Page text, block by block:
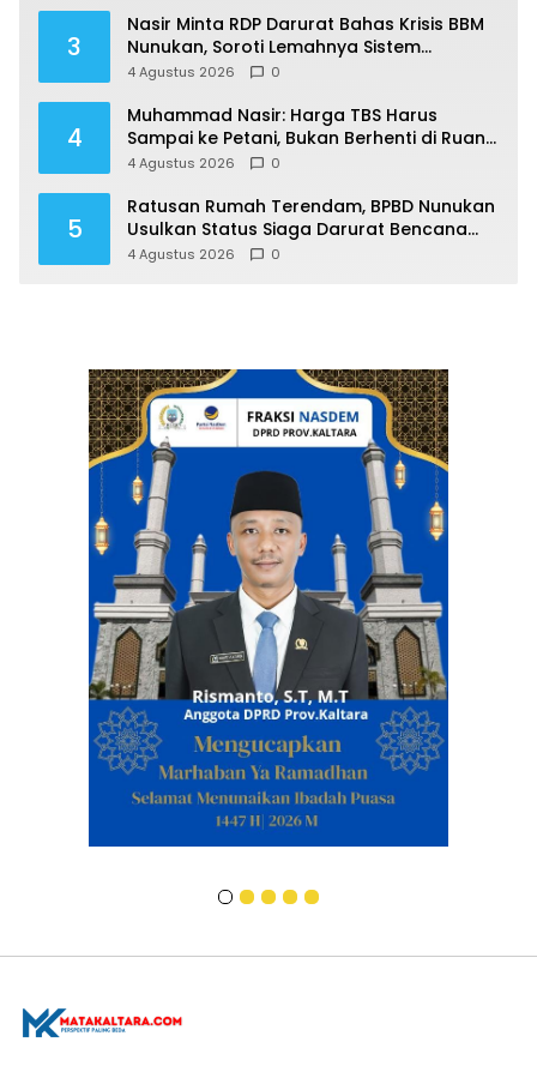
3
Nasir Minta RDP Darurat Bahas Krisis BBM
Nunukan, Soroti Lemahnya Sistem
Distribusi
4 Agustus 2026 0
4
Muhammad Nasir: Harga TBS Harus
Sampai ke Petani, Bukan Berhenti di Ruang
Rapat
4 Agustus 2026 0
5
Ratusan Rumah Terendam, BPBD Nunukan
Usulkan Status Siaga Darurat Bencana
Hidrometeorologi
4 Agustus 2026 0